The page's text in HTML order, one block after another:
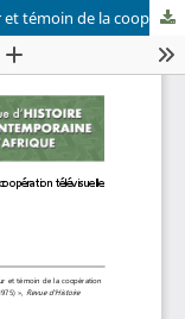
Les pérégrinations de Guy Bernède, acteur et témoin de la coopération télévisuelle post-indépendances